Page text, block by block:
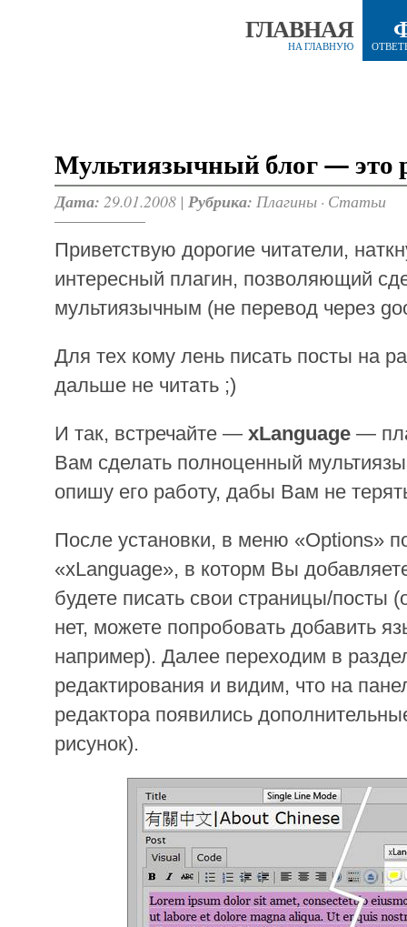
ГЛАВНАЯ
НА ГЛАВНУЮ
Мультиязычный блог — это
Дата: 29.01.2008 | Рубрика: Плагины · Статьи
Приветствую дорогие читатели,
интересный плагин, позволяющий
мультиязычным (не перевод через
Для тех кому лень писать посты на
дальше не читать ;)
И так, встречайте — xLanguage —
Вам сделать полноценный
опишу его работу, дабы Вам не
После установки, в меню «Options»
«xLanguage», в которм Вы
будете писать свои страницы/посты
нет, можете попробовать добавить
например). Далее переходим в
редактирования и видим, что на
редактора появились
рисунок).